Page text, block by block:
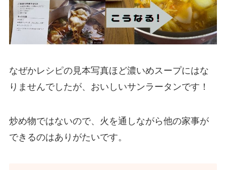
なぜかレシピの見本写真ほど濃いめスープにはな
りませんでしたが、おいしいサンラータンです！
炒め物ではないので、火を通しながら他の家事が
できるのはありがたいです。